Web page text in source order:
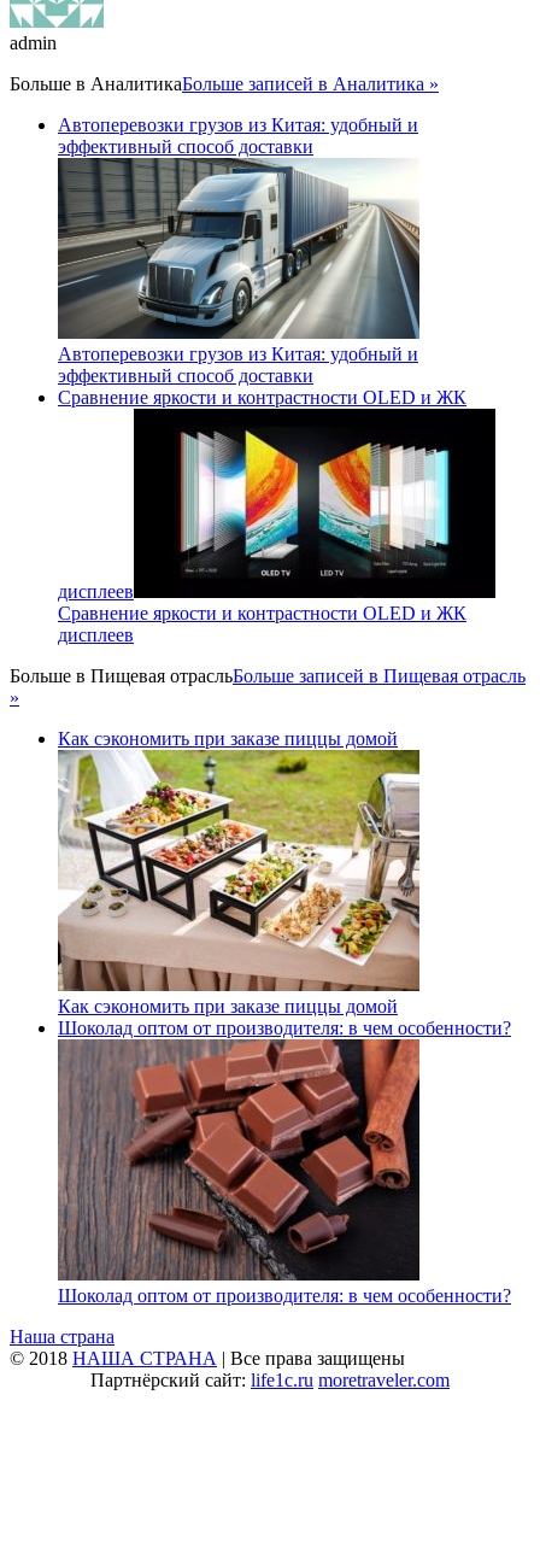
admin
Больше в АналитикаБольше записей в Аналитика »
Автоперевозки грузов из Китая: удобный и
эффективный способ доставки
Автоперевозки грузов из Китая: удобный и
эффективный способ доставки
Сравнение яркости и контрастности OLED и ЖК
дисплеев
Сравнение яркости и контрастности OLED и ЖК
дисплеев
Больше в Пищевая отрасльБольше записей в Пищевая отрасль
»
Как сэкономить при заказе пиццы домой
Как сэкономить при заказе пиццы домой
Шоколад оптом от производителя: в чем особенности?
Шоколад оптом от производителя: в чем особенности?
Наша страна
© 2018 НАША СТРАНА | Все права защищены
Партнёрский сайт: life1c.ru moretraveler.com